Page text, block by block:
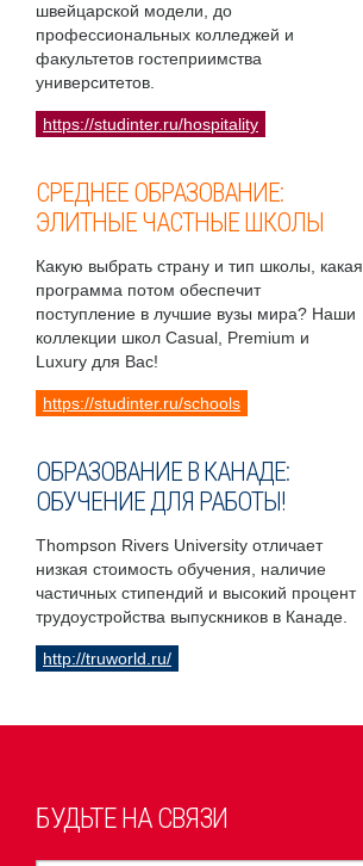
швейцарской модели, до
профессиональных колледжей и
факультетов гостеприимства
университетов.
https://studinter.ru/hospitality
СРЕДНЕЕ ОБРАЗОВАНИЕ:
ЭЛИТНЫЕ ЧАСТНЫЕ ШКОЛЫ
Какую выбрать страну и тип школы, какая
программа потом обеспечит
поступление в лучшие вузы мира? Наши
коллекции школ Casual, Premium и
Luxury для Вас!
https://studinter.ru/schools
ОБРАЗОВАНИЕ В КАНАДЕ:
ОБУЧЕНИЕ ДЛЯ РАБОТЫ!
Thompson Rivers University отличает
низкая стоимость обучения, наличие
частичных стипендий и высокий процент
трудоустройства выпускников в Канаде.
http://truworld.ru/
БУДЬТЕ НА СВЯЗИ